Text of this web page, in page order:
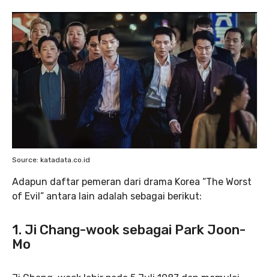
Source: katadata.co.id
Adapun daftar pemeran dari drama Korea “The Worst
of Evil” antara lain adalah sebagai berikut:
1. Ji Chang-wook sebagai Park Joon-
Mo